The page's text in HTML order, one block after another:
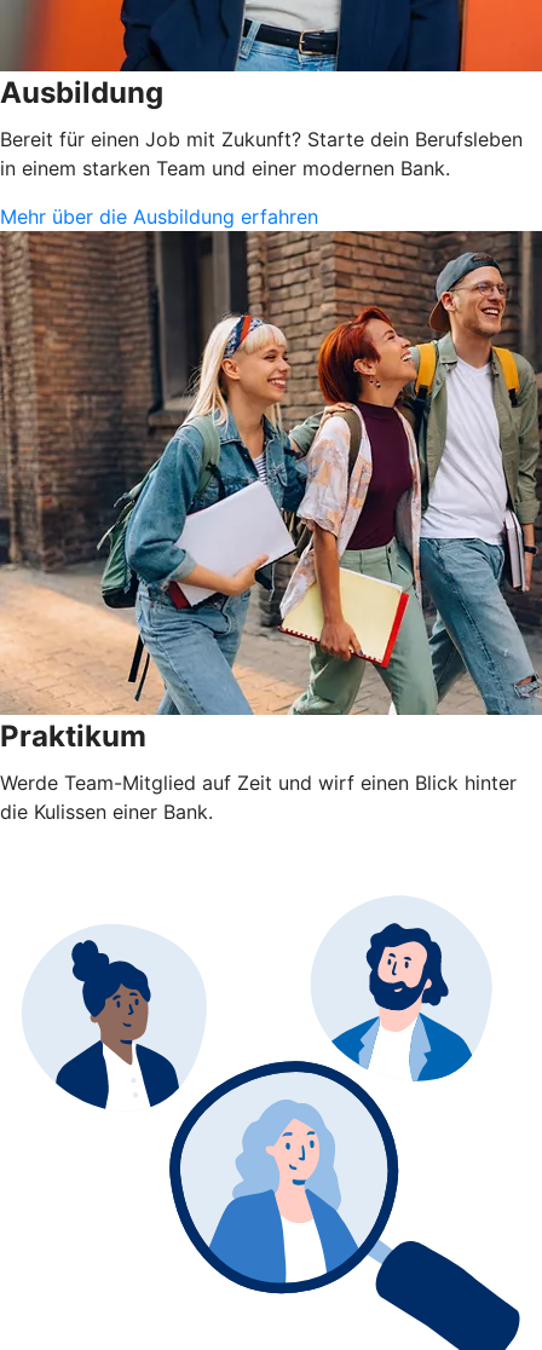
Ausbildung
Bereit für einen Job mit Zukunft? Starte dein Berufsleben
in einem starken Team und einer modernen Bank.
Mehr über die Ausbildung erfahren
Praktikum
Werde Team-Mitglied auf Zeit und wirf einen Blick hinter
die Kulissen einer Bank.